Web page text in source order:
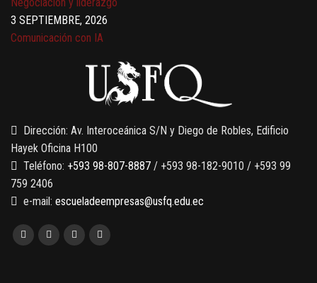
3 SEPTIEMBRE, 2026
Comunicación con IA
Gobernanza de datos
13 AGOSTO, 2026
Finanzas para no financieros
Dirección: Av. Interoceánica S/N y Diego de Robles, Edificio
Hayek Oficina H100
Teléfono: +593 98-807-8887 / +593 98-182-9010 / +593 99
759 2406
e-mail: escueladeempresas@usfq.edu.ec